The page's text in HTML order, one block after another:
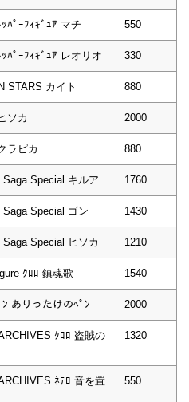
ﾊﾟｰﾌｨｷﾞｭｱ マチ 550
ﾊﾟｰﾌｨｷﾞｭｱ レオリオ 330
STARS カイト 880
ソカ 2000
ラピカ 880
Special キルア 1760
Special ゴン 1430
Special ヒソカ 1210
ｸﾛﾛ 鎮魂歌 1540
ありったけのﾍﾟﾝ 2000
ｸﾛﾛ 盗賊の
1320
ﾈﾃﾛ 音を置
550